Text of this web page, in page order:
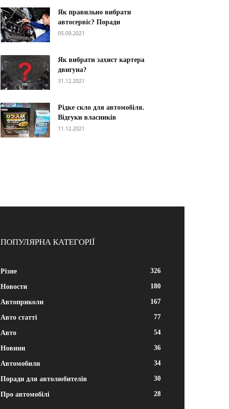
Як правильно вибрати
автосервіс? Поради
05.09.2021
Як вибрати захист картера
двигуна?
31.12.2021
Рідке скло для автомобіля.
Відгуки власників
11.12.2021
ПОПУЛЯРНА КАТЕГОРІЇ
Різне 326
Новости 180
Автоприколи 167
Авто статті 77
Авто 54
Новини 36
Автомобили 34
Поради для автолюбителів 30
Про автомобілі 28